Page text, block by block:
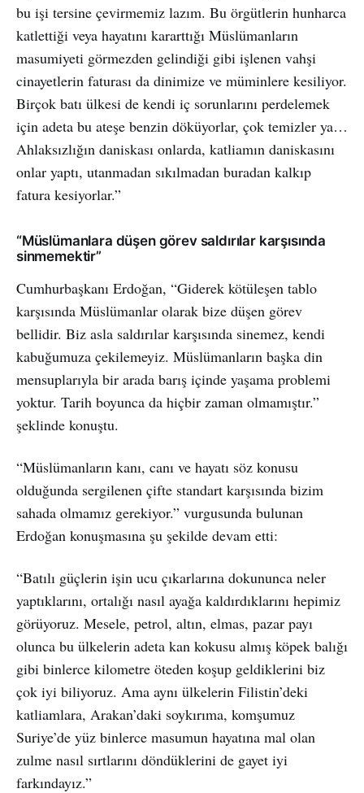
bu işi tersine çevirmemiz lazım. Bu örgütlerin hunharca
katlettiği veya hayatını kararttığı Müslümanların
masumiyeti görmezden gelindiği gibi işlenen vahşi
cinayetlerin faturası da dinimize ve müminlere kesiliyor.
Birçok batı ülkesi de kendi iç sorunlarını perdelemek
için adeta bu ateşe benzin döküyorlar, çok temizler ya…
Ahlaksızlığın daniskası onlarda, katliamın daniskasını
onlar yaptı, utanmadan sıkılmadan buradan kalkıp
fatura kesiyorlar.”
“Müslümanlara düşen görev saldırılar karşısında
sinmemektir”
Cumhurbaşkanı Erdoğan, “Giderek kötüleşen tablo
karşısında Müslümanlar olarak bize düşen görev
bellidir. Biz asla saldırılar karşısında sinemez, kendi
kabuğumuza çekilemeyiz. Müslümanların başka din
mensuplarıyla bir arada barış içinde yaşama problemi
yoktur. Tarih boyunca da hiçbir zaman olmamıştır.”
şeklinde konuştu.
“Müslümanların kanı, canı ve hayatı söz konusu
olduğunda sergilenen çifte standart karşısında bizim
sahada olmamız gerekiyor.” vurgusunda bulunan
Erdoğan konuşmasına şu şekilde devam etti:
“Batılı güçlerin işin ucu çıkarlarına dokununca neler
yaptıklarını, ortalığı nasıl ayağa kaldırdıklarını hepimiz
görüyoruz. Mesele, petrol, altın, elmas, pazar payı
olunca bu ülkelerin adeta kan kokusu almış köpek balığı
gibi binlerce kilometre öteden koşup geldiklerini biz
çok iyi biliyoruz. Ama aynı ülkelerin Filistin’deki
katliamlara, Arakan’daki soykırıma, komşumuz
Suriye’de yüz binlerce masumun hayatına mal olan
zulme nasıl sırtlarını döndüklerini de gayet iyi
farkındayız.”